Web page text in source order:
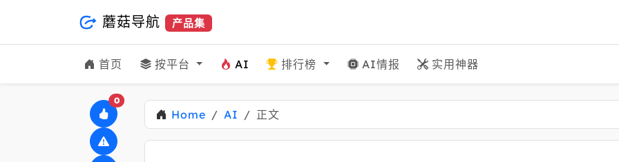
蘑菇导航 产品集
首页 按平台 AI 排行榜 AI情报 实用神器
0
Home AI 正文